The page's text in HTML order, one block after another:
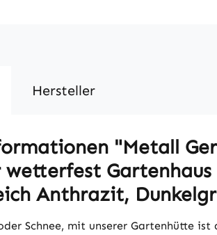
Hersteller
"Metall
wetterfest
Anthrazit,
Schnee, mit unserer Gartenhütte